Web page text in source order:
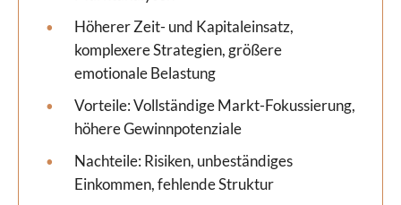
Höherer Zeit- und Kapitaleinsatz,
komplexere Strategien, größere
emotionale Belastung
Vorteile: Vollständige Markt-Fokussierung,
höhere Gewinnpotenziale
Nachteile: Risiken, unbeständiges
Einkommen, fehlende Struktur